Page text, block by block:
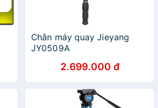
Chân máy quay Jieyang
JY0509A
2.699.000 đ